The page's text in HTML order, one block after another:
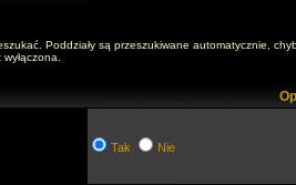
Poddziały są przeszukiwane automatycznie,
Tak Nie